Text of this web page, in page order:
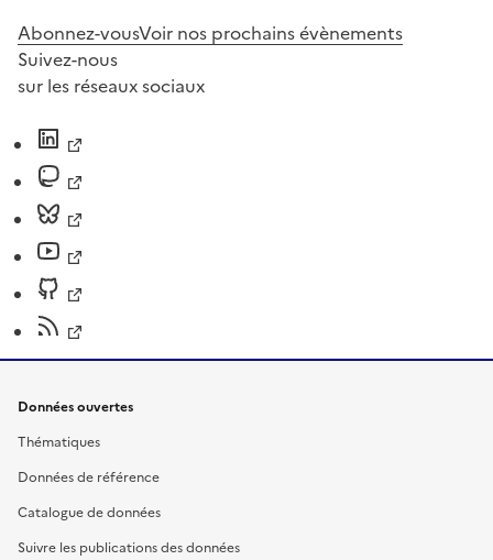
Abonnez-vousVoir nos prochains évènements
Suivez-nous
sur les réseaux sociaux
Données ouvertes
Thématiques
Données de référence
Catalogue de données
Suivre les publications des données